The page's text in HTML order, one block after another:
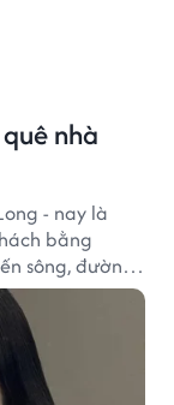
nhà
- nay là
bằng
sông, đường
nên sức hút rất